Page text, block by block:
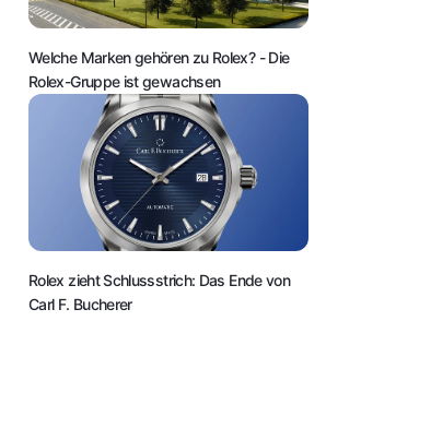
Welche Marken gehören zu Rolex? - Die
Rolex-Gruppe ist gewachsen
Rolex zieht Schlussstrich: Das Ende von
Carl F. Bucherer